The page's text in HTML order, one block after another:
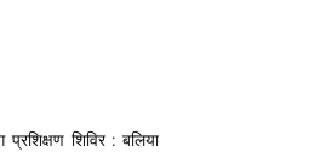
प्रशिक्षण शिविर : बलिया